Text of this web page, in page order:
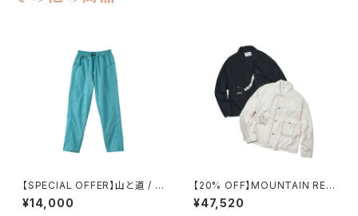
【SPECIAL OFFER】山と道 / LI
GHT ５POCKET PANTS（WO
MEN）
¥14,000
【20% OFF】MOUNTAIN RES
EARCH / TYPE Ⅱ
¥47,520